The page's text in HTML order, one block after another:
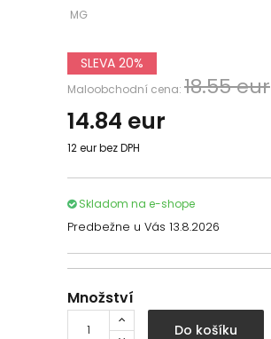
MG
SLEVA 20%
Maloobchodní cena: 18.55 eur
14.84 eur
12 eur bez DPH
Skladom na e-shope
Predbežne u Vás 13.8.2026
Množství
Do košíku